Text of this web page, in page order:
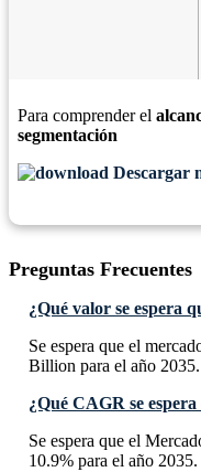
Para comprender el
segmentación
Descargar
Preguntas Frecuentes
¿Qué valor se espera
Se espera que el
Billion para el año 2035.
¿Qué CAGR se
Se espera que el
10.9% para el año 2035.